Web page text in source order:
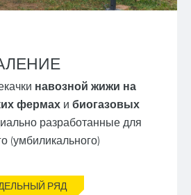
навозной жижи на
фермах и биогазовых
разработанные для
(умбиликального)
РЯД